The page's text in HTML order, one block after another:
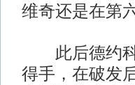
维奇还是在第
此后德约科
得手，在破发